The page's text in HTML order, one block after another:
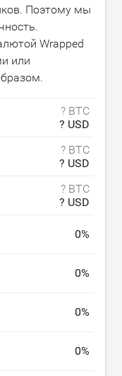
Поэтому мы
Wrapped
или
? BTC
? USD
? BTC
? USD
? BTC
? USD
0%
0%
0%
0%